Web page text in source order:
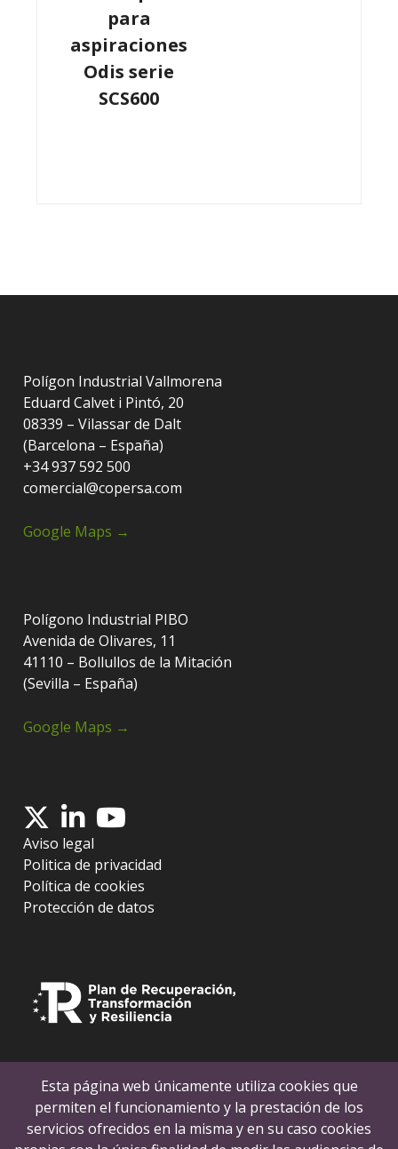
para
aspiraciones
Odis serie
SCS600
Polígon Industrial Vallmorena
Eduard Calvet i Pintó, 20
08339 – Vilassar de Dalt
(Barcelona – España)
+34 937 592 500
comercial@copersa.com
Google Maps →
Polígono Industrial PIBO
Avenida de Olivares, 11
41110 – Bollullos de la Mitación
(Sevilla – España)
Google Maps →
Aviso legal
Politica de privacidad
Política de cookies
Protección de datos
Esta página web únicamente utiliza cookies que
permiten el funcionamiento y la prestación de los
servicios ofrecidos en la misma y en su caso cookies